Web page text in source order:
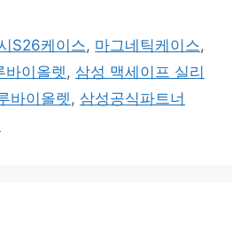
S26케이스, 마그네틱케이스,
바이올렛 , 삼성 맥세이프 실리
바이올렛 , 삼성공식파트너